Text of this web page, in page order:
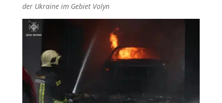
der Ukraine im Gebiet Volyn